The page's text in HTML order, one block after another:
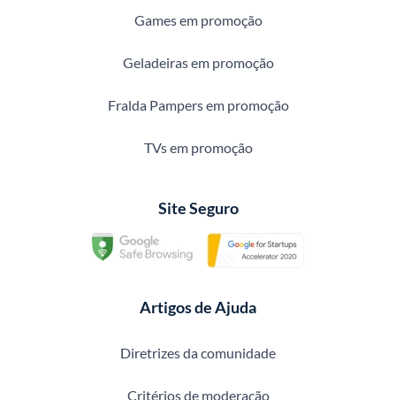
Games em promoção
Geladeiras em promoção
Fralda Pampers em promoção
TVs em promoção
Site Seguro
Artigos de Ajuda
Diretrizes da comunidade
Critérios de moderação